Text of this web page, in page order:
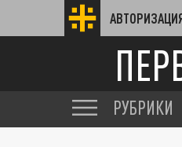
РУБРИКИ